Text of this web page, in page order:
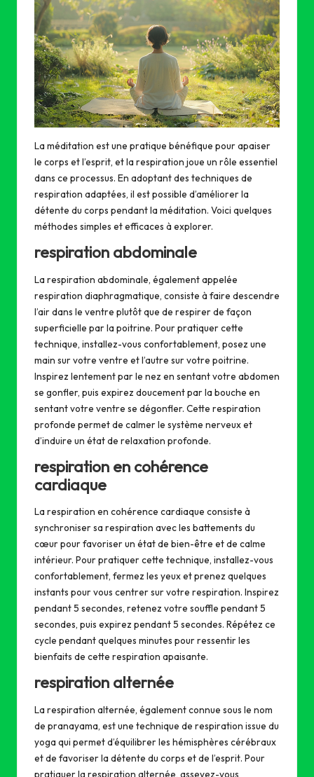
La méditation est une pratique bénéfique pour apaiser
le corps et l’esprit, et la respiration joue un rôle essentiel
dans ce processus. En adoptant des techniques de
respiration adaptées, il est possible d’améliorer la
détente du corps pendant la méditation. Voici quelques
méthodes simples et efficaces à explorer.
respiration abdominale
La respiration abdominale, également appelée
respiration diaphragmatique, consiste à faire descendre
l’air dans le ventre plutôt que de respirer de façon
superficielle par la poitrine. Pour pratiquer cette
technique, installez-vous confortablement, posez une
main sur votre ventre et l’autre sur votre poitrine.
Inspirez lentement par le nez en sentant votre abdomen
se gonfler, puis expirez doucement par la bouche en
sentant votre ventre se dégonfler. Cette respiration
profonde permet de calmer le système nerveux et
d’induire un état de relaxation profonde.
respiration en cohérence
cardiaque
La respiration en cohérence cardiaque consiste à
synchroniser sa respiration avec les battements du
cœur pour favoriser un état de bien-être et de calme
intérieur. Pour pratiquer cette technique, installez-vous
confortablement, fermez les yeux et prenez quelques
instants pour vous centrer sur votre respiration. Inspirez
pendant 5 secondes, retenez votre souffle pendant 5
secondes, puis expirez pendant 5 secondes. Répétez ce
cycle pendant quelques minutes pour ressentir les
bienfaits de cette respiration apaisante.
respiration alternée
La respiration alternée, également connue sous le nom
de pranayama, est une technique de respiration issue du
yoga qui permet d’équilibrer les hémisphères cérébraux
et de favoriser la détente du corps et de l’esprit. Pour
pratiquer la respiration alternée, asseyez-vous